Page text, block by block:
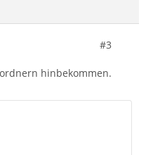
#3
hinbekommen.